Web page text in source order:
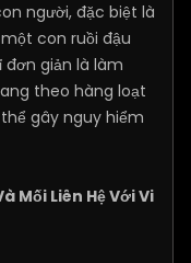
người, đặc biệt là
con ruồi đậu
giản là làm
theo hàng loạt
gây nguy hiểm
Mối Liên Hệ Với Vi